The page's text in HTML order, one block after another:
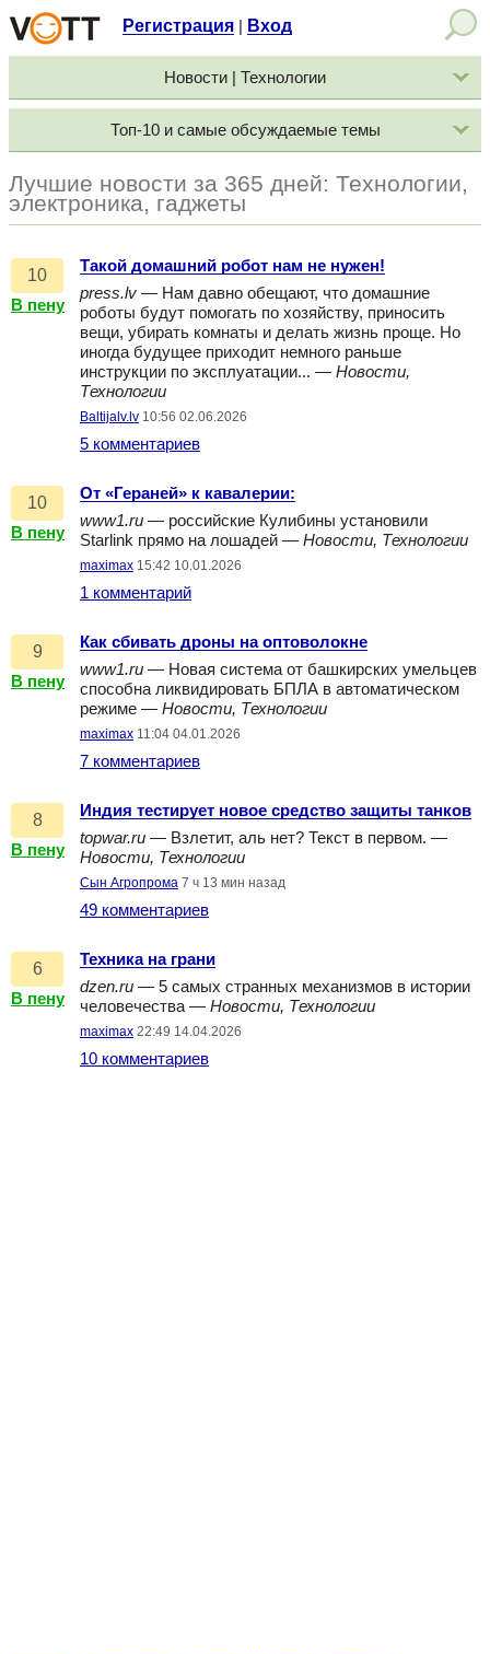
Регистрация Вход
Новости | Технологии
Топ-10 и самые обсуждаемые темы
Лучшие новости за 365 дней: Технологии,
электроника, гаджеты
10
В пену
Такой домашний робот нам не нужен!
press.lv — Нам давно обещают, что домашние
роботы будут помогать по хозяйству, приносить
вещи, убирать комнаты и делать жизнь проще. Но
иногда будущее приходит немного раньше
инструкции по эксплуатации... — Новости,
Технологии
Baltijalv.lv 10:56 02.06.2026
5 комментариев
10
В пену
От «Гераней» к кавалерии:
www1.ru — российские Кулибины установили
Starlink прямо на лошадей — Новости, Технологии
maximax 15:42 10.01.2026
1 комментарий
9
В пену
Как сбивать дроны на оптоволокне
www1.ru — Новая система от башкирских умельцев
способна ликвидировать БПЛА в автоматическом
режиме — Новости, Технологии
maximax 11:04 04.01.2026
7 комментариев
8
В пену
Индия тестирует новое средство защиты танков
topwar.ru — Взлетит, аль нет? Текст в первом. —
Новости, Технологии
Сын Агропрома 7 ч 13 мин назад
49 комментариев
6
В пену
Техника на грани
dzen.ru — 5 самых странных механизмов в истории
человечества — Новости, Технологии
maximax 22:49 14.04.2026
10 комментариев